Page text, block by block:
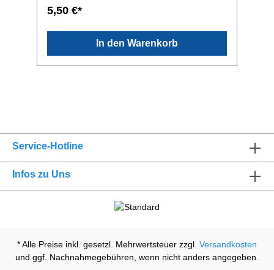
Umverpackung.
5,50 €*
In den Warenkorb
Service-Hotline
Infos zu Uns
* Alle Preise inkl. gesetzl. Mehrwertsteuer zzgl. Versandkosten
und ggf. Nachnahmegebühren, wenn nicht anders angegeben.